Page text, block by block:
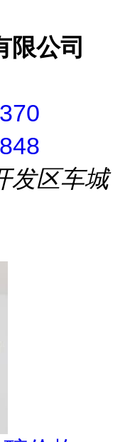
限公司
发区车城